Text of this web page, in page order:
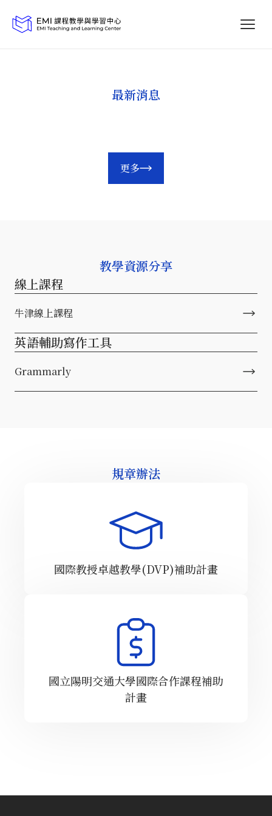
最新消息
更多
教學資源分享
線上課程
牛津線上課程
英語輔助寫作工具
Grammarly
規章辦法
國際教授卓越教學(DVP)補助計畫
國立陽明交通大學國際合作課程補助
計畫